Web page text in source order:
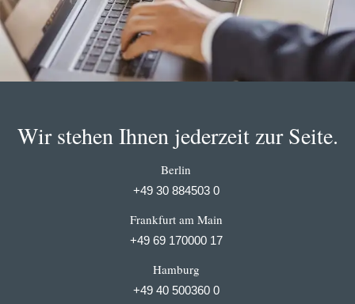
Wir stehen Ihnen jederzeit zur Seite.
Berlin
+49 30 884503 0
Frankfurt am Main
+49 69 170000 17
Hamburg
+49 40 500360 0